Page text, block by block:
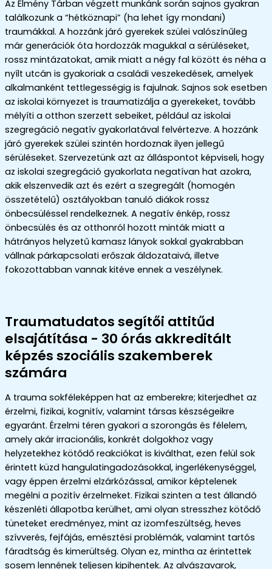
Az Élmény Tárban végzett munkánk során sajnos gyakran
találkozunk a “hétköznapi” (ha lehet így mondani)
traumákkal. A hozzánk járó gyerekek szülei valószínűleg
már generációk óta hordozzák magukkal a sérüléseket,
rossz mintázatokat, amik miatt a négy fal között és néha a
nyílt utcán is gyakoriak a családi veszekedések, amelyek
alkalmanként tettlegességig is fajulnak. Sajnos sok esetben
az iskolai környezet is traumatizálja a gyerekeket, tovább
mélyíti a otthon szerzett sebeiket, például az iskolai
szegregáció negatív gyakorlatával felvértezve. A hozzánk
járó gyerekek szülei szintén hordoznak ilyen jellegű
sérüléseket. Szervezetünk azt az álláspontot képviseli, hogy
az iskolai szegregáció gyakorlata negatívan hat azokra,
akik elszenvedik azt és ezért a szegregált (homogén
összetételű) osztályokban tanuló diákok rossz
önbecsüléssel rendelkeznek. A negatív énkép, rossz
önbecsülés és az otthonról hozott minták miatt a
hátrányos helyzetű kamasz lányok sokkal gyakrabban
vállnak párkapcsolati erőszak áldozataivá, illetve
fokozottabban vannak kitéve ennek a veszélynek.
Traumatudatos segítői attitűd
elsajátítása - 30 órás akkreditált
képzés szociális szakemberek
számára
A trauma sokféleképpen hat az emberekre; kiterjedhet az
érzelmi, fizikai, kognitív, valamint társas készségeikre
egyaránt. Érzelmi téren gyakori a szorongás és félelem,
amely akár irracionális, konkrét dolgokhoz vagy
helyzetekhez kötődő reakciókat is kiválthat, ezen felül sok
érintett küzd hangulatingadozásokkal, ingerlékenységgel,
vagy éppen érzelmi elzárkózással, amikor képtelenek
megélni a pozitív érzelmeket. Fizikai szinten a test állandó
készenléti állapotba kerülhet, ami olyan stresszhez kötődő
tüneteket eredményez, mint az izomfeszültség, heves
szívverés, fejfájás, emésztési problémák, valamint tartós
fáradtság és kimerültség. Olyan ez, mintha az érintettek
sosem lennének teljesen kipihentek. Az alvászavarok,